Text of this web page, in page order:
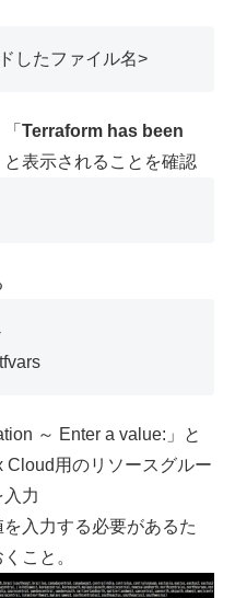
したファイル名>
「Terraform has been
と表示されることを確認
～ Enter a value:」と
Cloud用のリソースグルー
力
入力する必要があるた
こと。